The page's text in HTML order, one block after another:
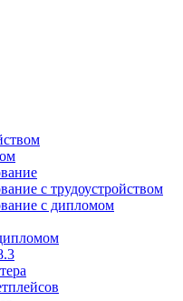
с трудоустройством
с дипломом